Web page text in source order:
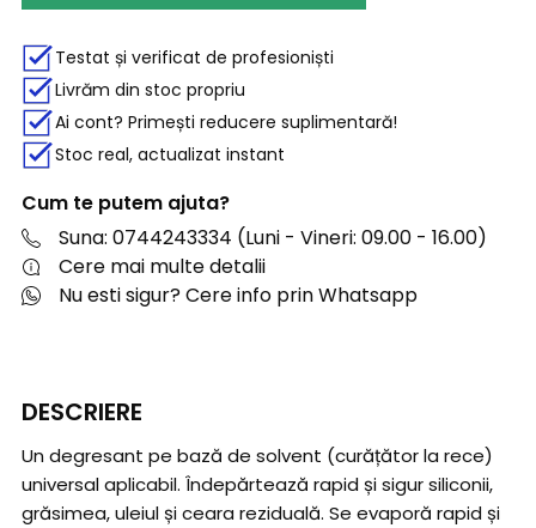
Testat și verificat de profesioniști
Livrăm din stoc propriu
Ai cont? Primești reducere suplimentară!
Stoc real, actualizat instant
Cum te putem ajuta?
Suna: 0744243334 (Luni - Vineri: 09.00 - 16.00)
Cere mai multe detalii
Nu esti sigur? Cere info prin Whatsapp
DESCRIERE
Un degresant pe bază de solvent (curățător la rece)
universal aplicabil. Îndepărtează rapid și sigur siliconii,
grăsimea, uleiul și ceara reziduală. Se evaporă rapid și